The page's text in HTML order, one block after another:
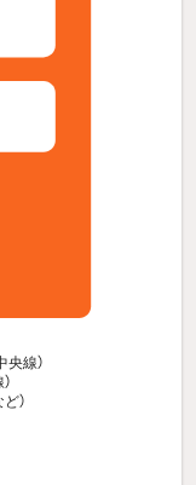
央線）
ど）